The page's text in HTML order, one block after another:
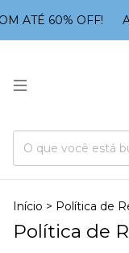
ATÉ 60% OFF!
Início > Política de
Política de